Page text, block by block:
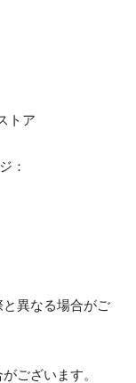
トア
：
異なる場合がご
ございます。